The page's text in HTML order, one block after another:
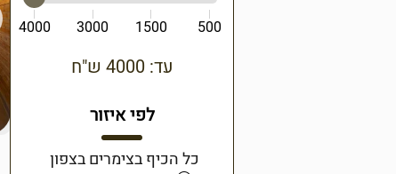
500
1500
3000
4000
עד: 4000 ש"ח
לפי איזור
כל הכיף בצימרים בצפון